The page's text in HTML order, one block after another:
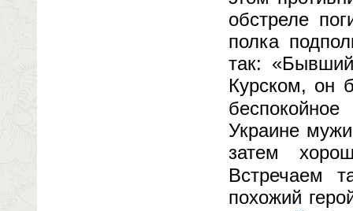
обстреле
полка
так:
Курском, он
Украине
затем
Встречаем
похожий